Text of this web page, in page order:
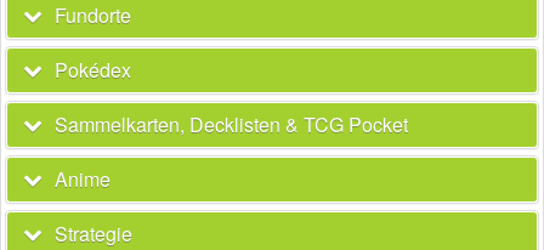
Fundorte
Pokédex
Sammelkarten, Decklisten & TCG Pocket
Anime
Strategie